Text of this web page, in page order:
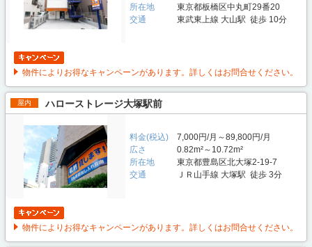
所在地
東京都板橋区中丸町29番20
交通
東武東上線 大山駅 徒歩 10分
物件によりお得なキャンペーンがあります。詳しくはお問合せください。
屋内 ハローストレージ大塚駅前
料金(税込)
7,000円/月～89,800円/月
広さ
0.82m²～10.72m²
所在地
東京都豊島区北大塚2-19-7
交通
ＪＲ山手線 大塚駅 徒歩 3分
物件によりお得なキャンペーンがあります。詳しくはお問合せください。